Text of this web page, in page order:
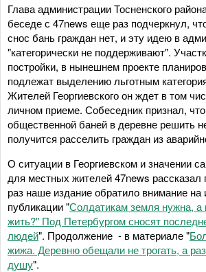
Глава администрации Тосненского
беседе с 47news еще раз подчеркнул,
снос бань граждан нет, и эту идею в
"категорически не поддерживают".
постройки, в нынешнем проекте
подлежат выделению льготным
Жителей Георгиевского он ждет в том
личном приеме. Собеседник признал,
общественной баней в деревне решить
получится расселить граждан из
О ситуации в Георгиевском и значении
для местных жителей 47news рассказал
раз наше издание обратило внимание на
публикации "Солдатикам земля нужна,
жить?" Под Петербургом сносят
людей". Продолжение - в материале "
жижа. Деревню обещали не трогать, а
душу".